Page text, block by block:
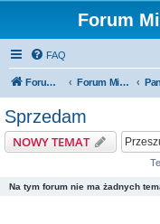
Forum
FAQ
Forum Miłośników Lotnictwa Forum Miłośników Lotnictwa
Sprzedam
NOWY TEMAT
Na tym forum nie ma żadnych